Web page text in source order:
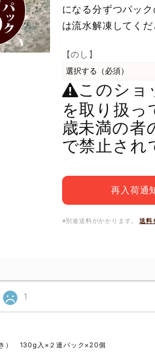
になる分ずつパッ
は流水解凍してくだ
【のし】
このショ
を取り扱っ
歳未満の者
で禁止され
再入荷通
※別途送料がかかります。 送料
1
） 130g入×２連パック×20個